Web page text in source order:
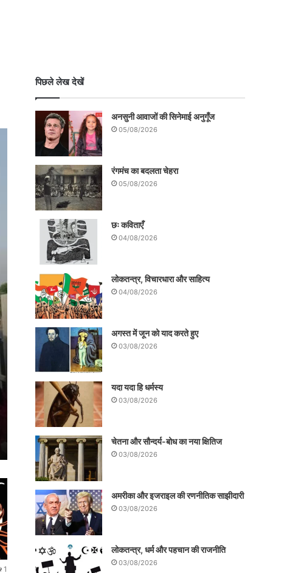
1
पिछले लेख देखें
अनसुनी आवाजों की सिनेमाई अनुगूँज
05/08/2026
रंगमंच का बदलता चेहरा
05/08/2026
छः कविताएँ
04/08/2026
लोकतन्त्र, विचारधारा और साहित्य
04/08/2026
अगस्त में जून को याद करते हुए
03/08/2026
यदा यदा हि धर्मस्य
03/08/2026
चेतना और सौन्दर्य-बोध का नया क्षितिज
03/08/2026
अमरीका और इजराइल की रणनीतिक साझीदारी
03/08/2026
लोकतन्त्र, धर्म और पहचान की राजनीति
03/08/2026